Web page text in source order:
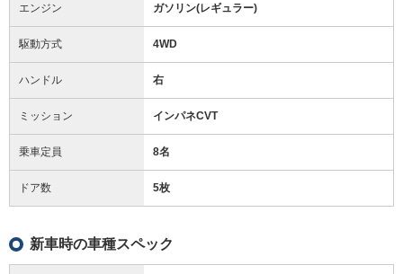
エンジン ガソリン(レギュラー)
駆動方式 4WD
ハンドル 右
ミッション インパネCVT
乗車定員 8名
ドア数 5枚
新車時の車種スペック